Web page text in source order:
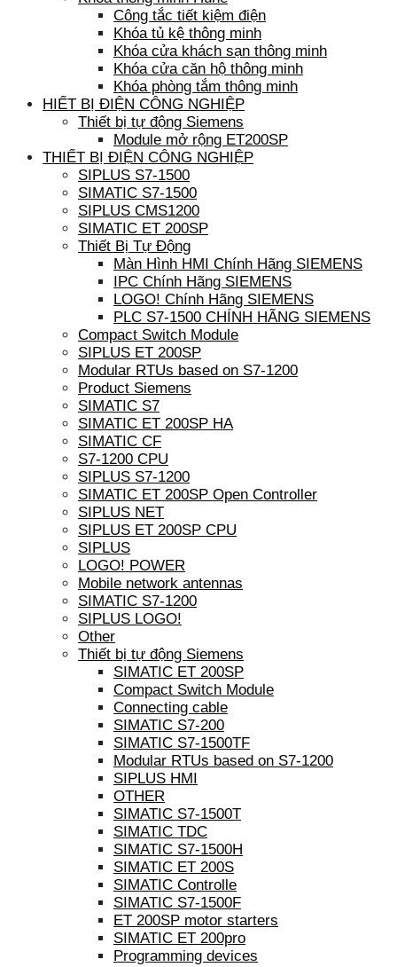
Công tắc tiết kiệm điện
Khóa tủ kệ thông minh
Khóa cửa khách sạn thông minh
Khóa cửa căn hộ thông minh
Khóa phòng tắm thông minh
HIẾT BỊ ĐIỆN CÔNG NGHIỆP
Thiết bị tự động Siemens
Module mở rộng ET200SP
THIẾT BỊ ĐIỆN CÔNG NGHIỆP
SIPLUS S7-1500
SIMATIC S7-1500
SIPLUS CMS1200
SIMATIC ET 200SP
Thiết Bị Tự Động
Màn Hình HMI Chính Hãng SIEMENS
IPC Chính Hãng SIEMENS
LOGO! Chính Hãng SIEMENS
PLC S7-1500 CHÍNH HÃNG SIEMENS
Compact Switch Module
SIPLUS ET 200SP
Modular RTUs based on S7-1200
Product Siemens
SIMATIC S7
SIMATIC ET 200SP HA
SIMATIC CF
S7-1200 CPU
SIPLUS S7-1200
SIMATIC ET 200SP Open Controller
SIPLUS NET
SIPLUS ET 200SP CPU
SIPLUS
LOGO! POWER
Mobile network antennas
SIMATIC S7-1200
SIPLUS LOGO!
Other
Thiết bị tự động Siemens
SIMATIC ET 200SP
Compact Switch Module
Connecting cable
SIMATIC S7-200
SIMATIC S7-1500TF
Modular RTUs based on S7-1200
SIPLUS HMI
OTHER
SIMATIC S7-1500T
SIMATIC TDC
SIMATIC S7-1500H
SIMATIC ET 200S
SIMATIC Controlle
SIMATIC S7-1500F
ET 200SP motor starters
SIMATIC ET 200pro
Programming devices